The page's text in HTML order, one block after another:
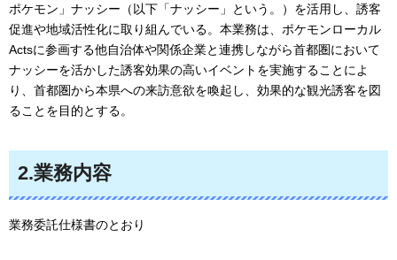
ポケモン」ナッシー（以下「ナッシー」という。）を活用し、誘客
促進や地域活性化に取り組んでいる。本業務は、ポケモンローカル
Actsに参画する他自治体や関係企業と連携しながら首都圏において
ナッシーを活かした誘客効果の高いイベントを実施することによ
り、首都圏から本県への来訪意欲を喚起し、効果的な観光誘客を図
ることを目的とする。
2.業務内容
業務委託仕様書のとおり